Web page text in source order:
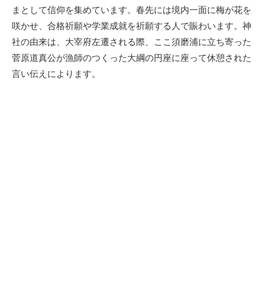
まとして信仰を集めています。春先には境内一面に梅が花を
咲かせ、合格祈願や学業成就を祈願する人で賑わいます。神
社の由来は、大宰府左遷される際、ここ須磨浦に立ち寄った
菅原道真公が漁師のつくった大綱の円座に座って休憩された
言い伝えによります。